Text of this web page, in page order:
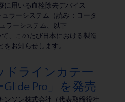
に用いる血栓除去デバイス
ュラーシステム（読み：ロータ
ラーシステム、以下
て、このたび日本における製造
をお知らせします。
ドラインカテー
Pro」を発売
ンソン株式会社（代表取締役社